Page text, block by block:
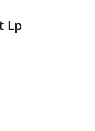
Lp